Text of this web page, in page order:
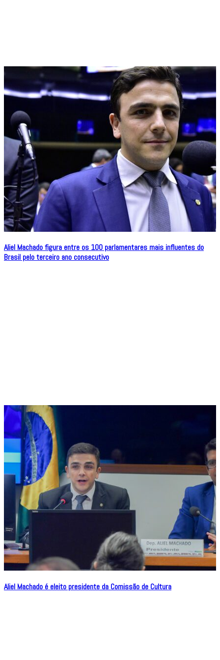
Aliel Machado figura entre os 100 parlamentares mais influentes do
Brasil pelo terceiro ano consecutivo
Aliel Machado é eleito presidente da Comissão de Cultura